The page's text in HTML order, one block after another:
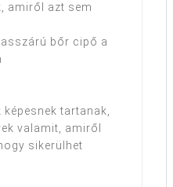
amiről azt sem
bőr cipő a
tartanak,
valamit, amiről
sikerülhet